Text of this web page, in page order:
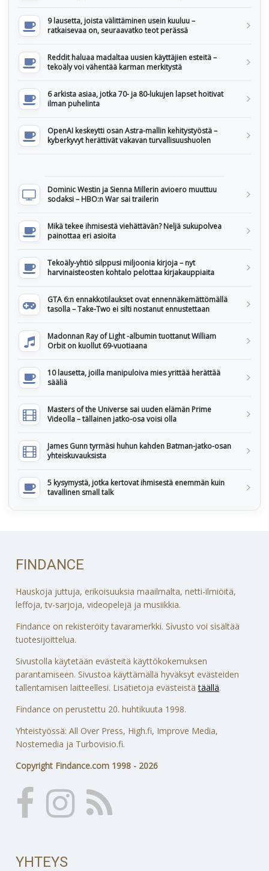
9 lausetta, joista välittäminen usein kuuluu –
ratkaisevaa on, seuraavatko teot perässä
Reddit haluaa madaltaa uusien käyttäjien esteitä –
tekoäly voi vähentää karman merkitystä
6 arkista asiaa, jotka 70- ja 80-lukujen lapset hoitivat
ilman puhelinta
OpenAI keskeytti osan Astra-mallin kehitystyöstä –
kyberkyvyt herättivät vakavan turvallisuushuolen
Dominic Westin ja Sienna Millerin avioero muuttuu
sodaksi – HBO:n War sai trailerin
Mikä tekee ihmisestä viehättävän? Neljä sukupolvea
painottaa eri asioita
Tekoäly-yhtiö silppusi miljoonia kirjoja – nyt
harvinaisteosten kohtalo pelottaa kirjakauppiaita
GTA 6:n ennakkotilaukset ovat ennennäkemättömällä
tasolla – Take-Two ei silti nostanut ennustettaan
Madonnan Ray of Light -albumin tuottanut William
Orbit on kuollut 69-vuotiaana
10 lausetta, joilla manipuloiva mies yrittää herättää
sääliä
Masters of the Universe sai uuden elämän Prime
Videolla – tällainen jatko-osa voisi olla
James Gunn tyrmäsi huhun kahden Batman-jatko-osan
yhteiskuvauksista
5 kysymystä, jotka kertovat ihmisestä enemmän kuin
tavallinen small talk
FINDANCE
Hauskoja juttuja, erikoisuuksia maailmalta, netti-ilmiöitä,
leffoja, tv-sarjoja, videopelejä ja musiikkia.
Findance on rekisteröity tavaramerkki. Sivusto voi sisältää
tuotesijoittelua.
Sivustolla käytetään evästeitä käyttökokemuksen
parantamiseen. Sivustoa käyttämällä hyväksyt evästeiden
tallentamisen laitteellesi. Lisätietoja evästeistätäällä.
Findance on perustettu 20. huhtikuuta 1998.
Yhteistyössä: All Over Press, High.fi, Improve Media,
Nostemedia ja Turbovisio.fi.
Copyright Findance.com 1998 - 2026
YHTEYS